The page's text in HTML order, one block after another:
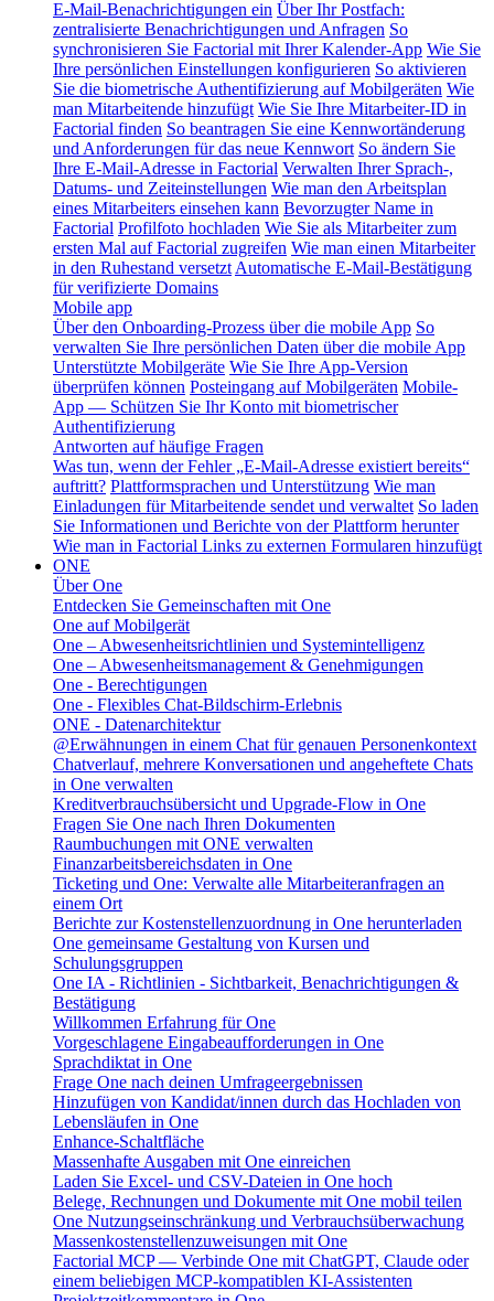
E-Mail-Benachrichtigungen ein Über Ihr Postfach:
zentralisierte Benachrichtigungen und Anfragen So
synchronisieren Sie Factorial mit Ihrer Kalender-App Wie Sie
Ihre persönlichen Einstellungen konfigurieren So aktivieren
Sie die biometrische Authentifizierung auf Mobilgeräten Wie
man Mitarbeitende hinzufügt Wie Sie Ihre Mitarbeiter-ID in
Factorial finden So beantragen Sie eine Kennwortänderung
und Anforderungen für das neue Kennwort So ändern Sie
Ihre E-Mail-Adresse in Factorial Verwalten Ihrer Sprach-,
Datums- und Zeiteinstellungen Wie man den Arbeitsplan
eines Mitarbeiters einsehen kann Bevorzugter Name in
Factorial Profilfoto hochladen Wie Sie als Mitarbeiter zum
ersten Mal auf Factorial zugreifen Wie man einen Mitarbeiter
in den Ruhestand versetzt Automatische E-Mail-Bestätigung
für verifizierte Domains
Mobile app
Über den Onboarding-Prozess über die mobile App So
verwalten Sie Ihre persönlichen Daten über die mobile App
Unterstützte Mobilgeräte Wie Sie Ihre App-Version
überprüfen können Posteingang auf Mobilgeräten Mobile-
App — Schützen Sie Ihr Konto mit biometrischer
Authentifizierung
Antworten auf häufige Fragen
Was tun, wenn der Fehler „E-Mail-Adresse existiert bereits“
auftritt? Plattformsprachen und Unterstützung Wie man
Einladungen für Mitarbeitende sendet und verwaltet So laden
Sie Informationen und Berichte von der Plattform herunter
Wie man in Factorial Links zu externen Formularen hinzufügt
ONE
Über One
Entdecken Sie Gemeinschaften mit One
One auf Mobilgerät
One – Abwesenheitsrichtlinien und Systemintelligenz
One – Abwesenheitsmanagement & Genehmigungen
One - Berechtigungen
One - Flexibles Chat-Bildschirm-Erlebnis
ONE - Datenarchitektur
@Erwähnungen in einem Chat für genauen Personenkontext
Chatverlauf, mehrere Konversationen und angeheftete Chats
in One verwalten
Kreditverbrauchsübersicht und Upgrade-Flow in One
Fragen Sie One nach Ihren Dokumenten
Raumbuchungen mit ONE verwalten
Finanzarbeitsbereichsdaten in One
Ticketing und One: Verwalte alle Mitarbeiteranfragen an
einem Ort
Berichte zur Kostenstellenzuordnung in One herunterladen
One gemeinsame Gestaltung von Kursen und
Schulungsgruppen
One IA - Richtlinien - Sichtbarkeit, Benachrichtigungen &
Bestätigung
Willkommen Erfahrung für One
Vorgeschlagene Eingabeaufforderungen in One
Sprachdiktat in One
Frage One nach deinen Umfrageergebnissen
Hinzufügen von Kandidat/innen durch das Hochladen von
Lebensläufen in One
Enhance-Schaltfläche
Massenhafte Ausgaben mit One einreichen
Laden Sie Excel- und CSV-Dateien in One hoch
Belege, Rechnungen und Dokumente mit One mobil teilen
One Nutzungseinschränkung und Verbrauchsüberwachung
Massenkostenstellenzuweisungen mit One
Factorial MCP — Verbinde One mit ChatGPT, Claude oder
einem beliebigen MCP-kompatiblen KI-Assistenten